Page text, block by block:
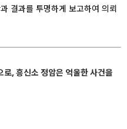
결과를 투명하게 보고하여 의뢰
, 흥신소 정암은 억울한 사건을